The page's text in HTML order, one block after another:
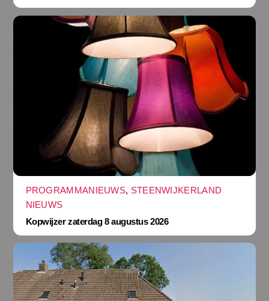
PROGRAMMANIEUWS, STEENWIJKERLAND
NIEUWS
Kopwijzer zaterdag 8 augustus 2026